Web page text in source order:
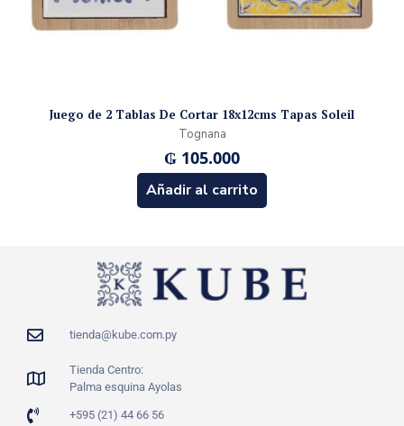
Juego de 2 Tablas De Cortar 18x12cms Tapas Soleil
Tognana
₲ 105.000
Añadir al carrito
tienda@kube.com.py
Tienda Centro:
Palma esquina Ayolas
+595 (21) 44 66 56